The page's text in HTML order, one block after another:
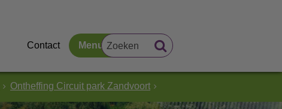
Contact Menu
Ontheffing Circuit park Zandvoort